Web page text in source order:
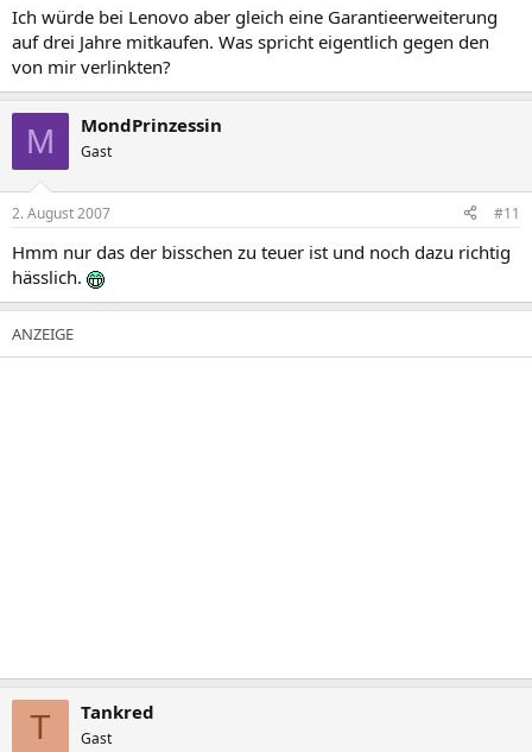
Ich würde bei Lenovo aber gleich eine Garantieerweiterung
auf drei Jahre mitkaufen. Was spricht eigentlich gegen den
von mir verlinkten?
M MondPrinzessin
Gast
2. August 2007 #11
Hmm nur das der bisschen zu teuer ist und noch dazu richtig
hässlich.
T Tankred
Gast